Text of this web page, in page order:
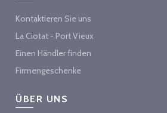
Kontaktieren Sie uns
La Ciotat - Port Vieux
Einen Händler finden
Firmengeschenke
ÜBER UNS